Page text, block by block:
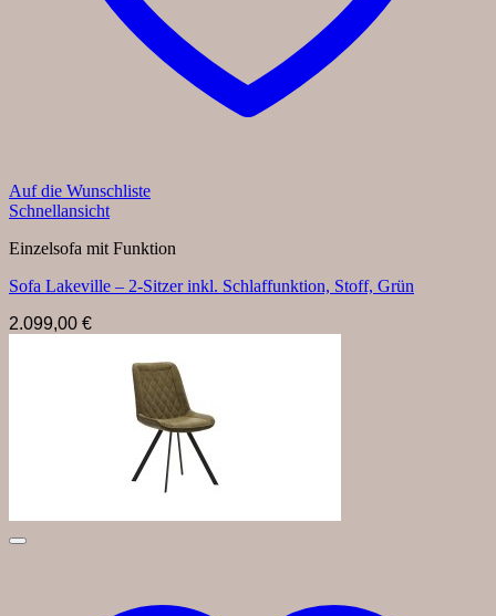
Auf die Wunschliste
Schnellansicht
Einzelsofa mit Funktion
Sofa Lakeville – 2-Sitzer inkl. Schlaffunktion, Stoff, Grün
2.099,00 €